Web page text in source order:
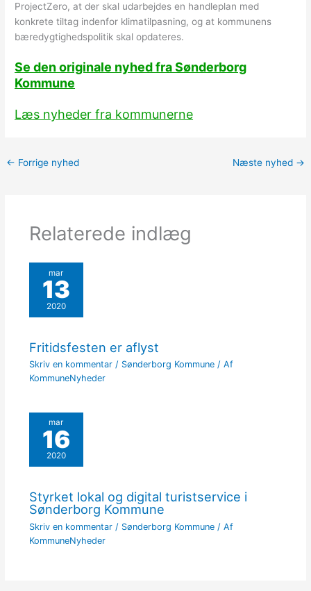
ProjectZero, at der skal udarbejdes en handleplan med
konkrete tiltag indenfor klimatilpasning, og at kommunens
bæredygtighedspolitik skal opdateres.
Se den originale nyhed fra Sønderborg
Kommune
Læs nyheder fra kommunerne
← Forrige nyhed Næste nyhed →
Relaterede indlæg
mar
13
2020
Fritidsfesten er aflyst
Skriv en kommentar / Sønderborg Kommune/ Af
KommuneNyheder
mar
16
2020
Styrket lokal og digital turistservice i
Sønderborg Kommune
Skriv en kommentar / Sønderborg Kommune/ Af
KommuneNyheder